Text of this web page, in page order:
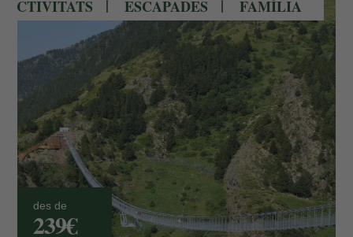
ACTIVITATS ESCAPADES FAMÍLIA
des de
239€